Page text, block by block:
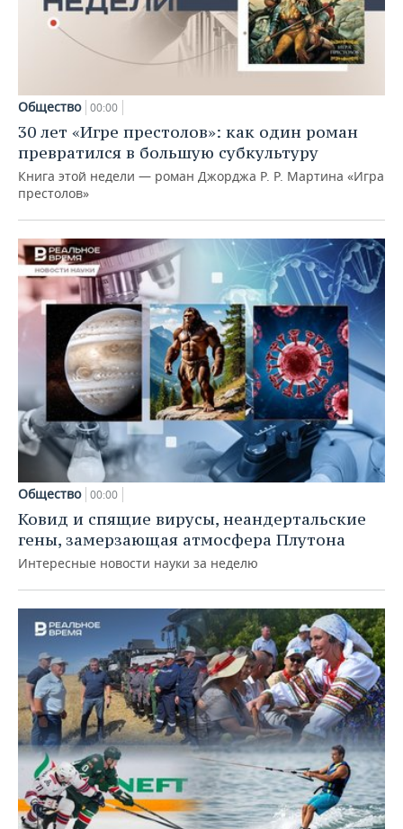
Общество 00:00
30 лет «Игре престолов»: как один роман
превратился в большую субкультуру
Книга этой недели — роман Джорджа Р. Р. Мартина «Игра
престолов»
Общество 00:00
Ковид и спящие вирусы, неандертальские
гены, замерзающая атмосфера Плутона
Интересные новости науки за неделю